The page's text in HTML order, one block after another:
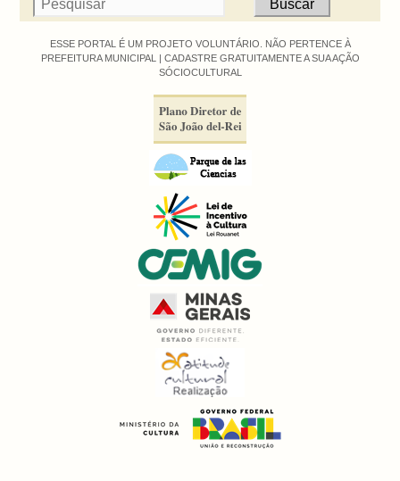
ESSE PORTAL É UM PROJETO VOLUNTÁRIO. NÃO PERTENCE À
PREFEITURA MUNICIPAL | CADASTRE GRATUITAMENTE A SUA AÇÃO
SÓCIOCULTURAL